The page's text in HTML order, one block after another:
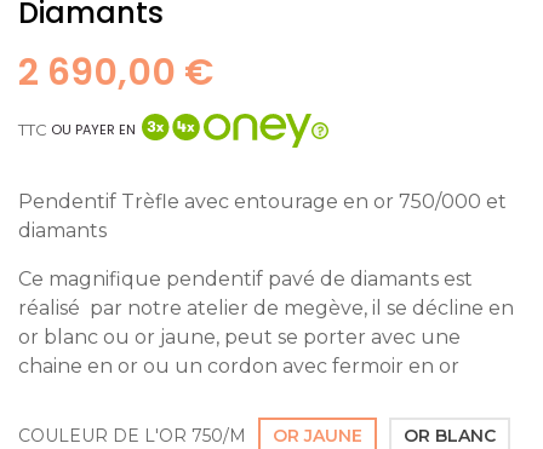
Diamants
2 690,00 €
TTC OU PAYER EN
Pendentif Trèfle avec entourage en or 750/000 et
diamants
Ce magnifique pendentif pavé de diamants est
réalisé par notre atelier de megève, il se décline en
or blanc ou or jaune, peut se porter avec une
chaine en or ou un cordon avec fermoir en or
COULEUR DE L'OR 750/M OR JAUNE OR BLANC